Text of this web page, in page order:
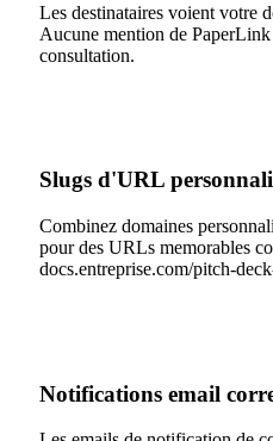
Les destinataires voient votre
Aucune mention de
consultation.
Slugs d'URL
Combinez domaines
pour des URLs memorables
docs.entreprise.com/pitch-
Notifications email